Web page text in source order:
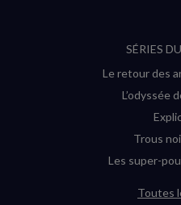
SÉRIES
Le retour des
L’odyssée
Trous
Les super-
Toutes